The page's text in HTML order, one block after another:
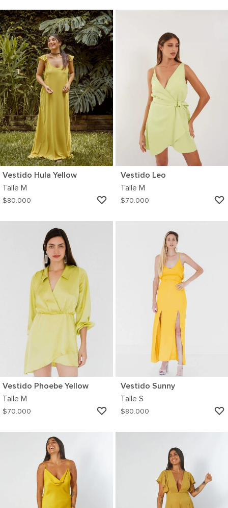
MI
WISHLIST
Vestido Hula Yellow
Talle M
$80.000
AGREGAR
Vestido Leo
Talle M
$70.000
Vestido Phoebe Yellow
Talle M
$70.000
AGREGAR
Vestido Sunny
Talle S
$80.000